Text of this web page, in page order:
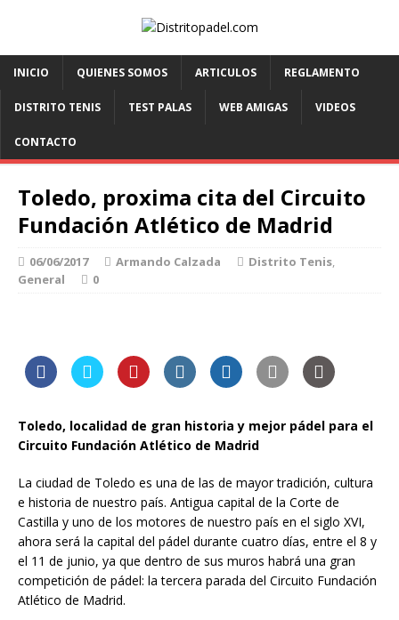
INICIO QUIENES SOMOS ARTICULOS REGLAMENTO
DISTRITO TENIS TEST PALAS WEB AMIGAS VIDEOS
CONTACTO
Toledo, proxima cita del Circuito
Fundación Atlético de Madrid
06/06/2017 Armando Calzada Distrito Tenis,
General
0
Toledo, localidad de gran historia y mejor pádel para el
Circuito Fundación Atlético de Madrid
La ciudad de Toledo es una de las de mayor tradición, cultura
e historia de nuestro país. Antigua capital de la Corte de
Castilla y uno de los motores de nuestro país en el siglo XVI,
ahora será la capital del pádel durante cuatro días, entre el 8 y
el 11 de junio, ya que dentro de sus muros habrá una gran
competición de pádel: la tercera parada del Circuito Fundación
Atlético de Madrid.